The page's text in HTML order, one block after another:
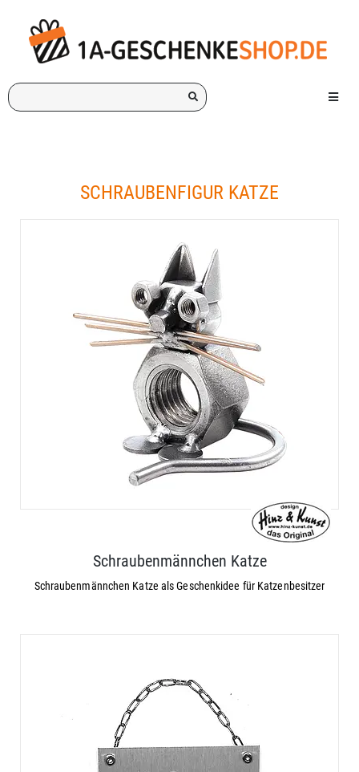
Ich
suche
Menü
SCHRAUBENFIGUR KATZE
Schraubenmännchen Katze
Schraubenmännchen Katze als Geschenkidee für Katzenbesitzer